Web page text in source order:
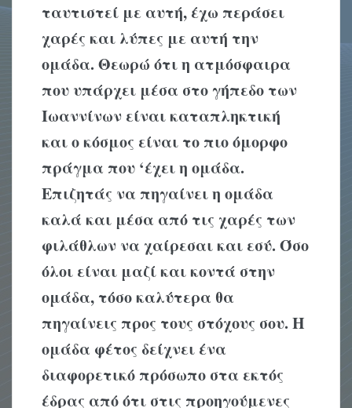
ταυτιστεί με αυτή, έχω περάσει
χαρές και λύπες με αυτή την
ομάδα. Θεωρώ ότι η ατμόσφαιρα
που υπάρχει μέσα στο γήπεδο των
Ιωαννίνων είναι καταπληκτική
και ο κόσμος είναι το πιο όμορφο
πράγμα που ‘έχει η ομάδα.
Επιζητάς να πηγαίνει η ομάδα
καλά και μέσα από τις χαρές των
φιλάθλων να χαίρεσαι και εσύ. Όσο
όλοι είναι μαζί και κοντά στην
ομάδα, τόσο καλύτερα θα
πηγαίνεις προς τους στόχους σου. Η
ομάδα φέτος δείχνει ένα
διαφορετικό πρόσωπο στα εκτός
έδρας από ότι στις προηγούμενες